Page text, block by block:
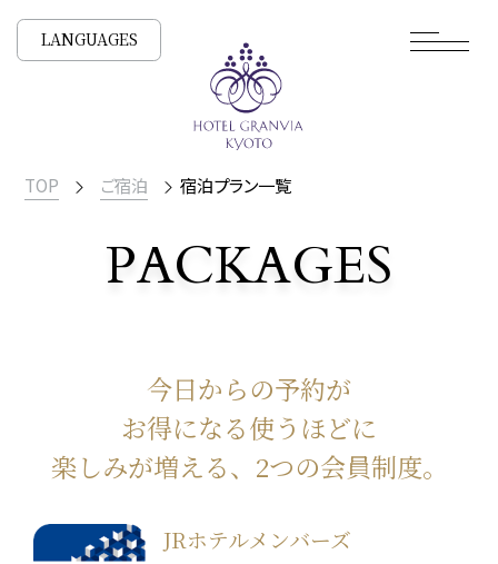
LANGUAGES
宿泊プラン一覧
PACKAGES
TOP ご宿泊 宿泊プラン一覧
今日からの予約が
お得になる使うほどに
楽しみが増える、2つの会員制度。
JRホテルメンバーズ